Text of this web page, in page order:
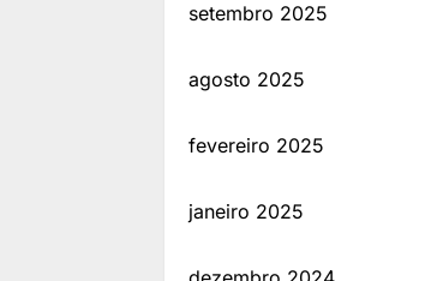
setembro 2025
agosto 2025
fevereiro 2025
janeiro 2025